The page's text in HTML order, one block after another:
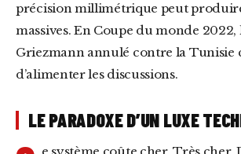
précision millimétrique peut
massives. En Coupe du monde 2022,
Griezmann annulé contre la Tunisie
d’alimenter les discussions.
LE PARADOXE D’UN LUXE